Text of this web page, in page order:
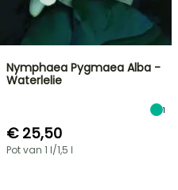
Nymphaea Pygmaea Alba -
Waterlelie
1
€ 25,50
Pot van 1 l/1,5 l